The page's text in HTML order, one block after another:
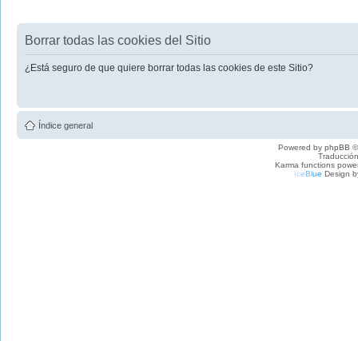
Borrar todas las cookies del Sitio
¿Está seguro de que quiere borrar todas las cookies de este Sitio?
Índice general
Powered by phpBB
Karma functions
IceBlue Design